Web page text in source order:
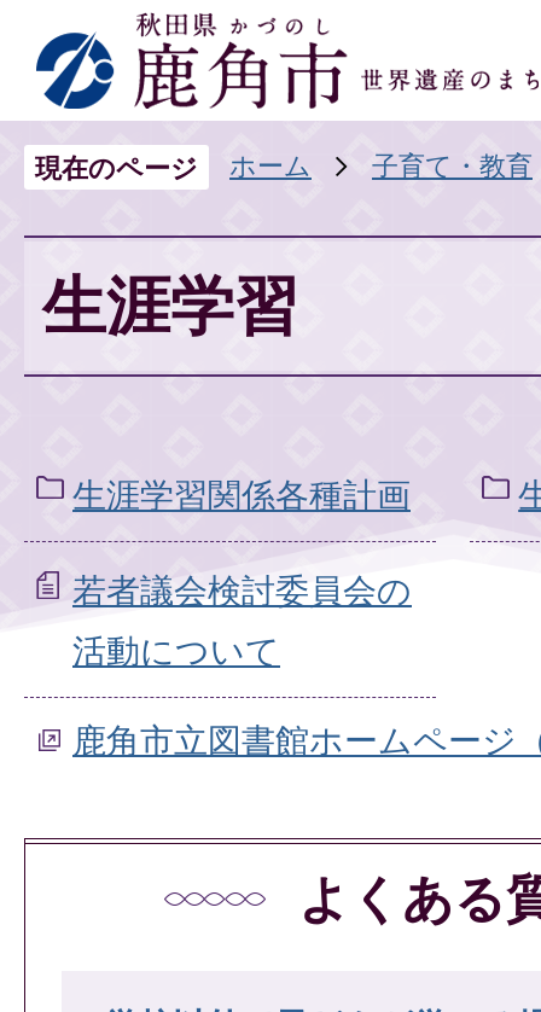
現在のページ ホーム 子育て・教育
生涯学習
生涯学習関係各種計画
若者議会検討委員会の
活動について
鹿角市立図書館ホームページ
よくある